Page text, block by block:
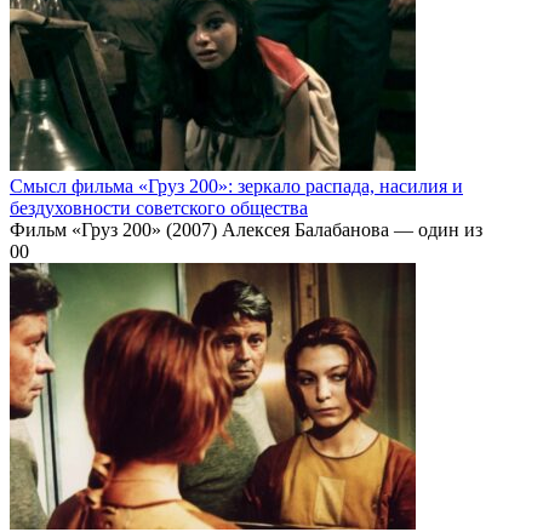
Смысл фильма «Груз 200»: зеркало распада, насилия и
бездуховности советского общества
Фильм «Груз 200» (2007) Алексея Балабанова — один из
00